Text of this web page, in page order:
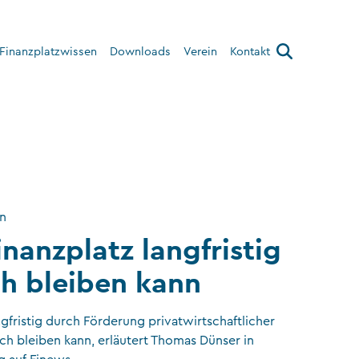
Finanzplatzwissen Downloads Verein Kontakt
langfristig
bleiben kann
durch Förderung privatwirtschaftlicher
bleiben kann, erläutert Thomas Dünser in